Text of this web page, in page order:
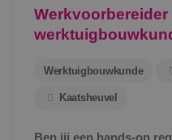
Werkvoorbereider
Werktuigbouwkunde
Kaatsheuvel